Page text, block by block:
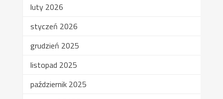
luty 2026
styczeń 2026
grudzień 2025
listopad 2025
październik 2025